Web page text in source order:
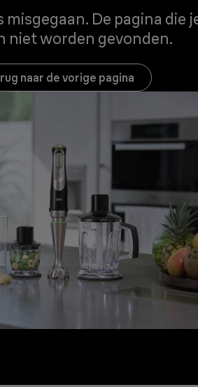
misgegaan. De pagina die
niet worden gevonden.
naar de vorige pagina